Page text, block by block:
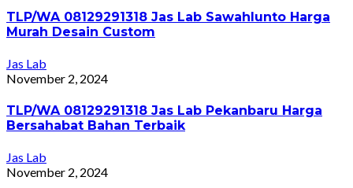
TLP/WA 08129291318 Jas Lab Sawahlunto Harga
Murah Desain Custom
Jas Lab
November 2, 2024
TLP/WA 08129291318 Jas Lab Pekanbaru Harga
Bersahabat Bahan Terbaik
Jas Lab
November 2, 2024